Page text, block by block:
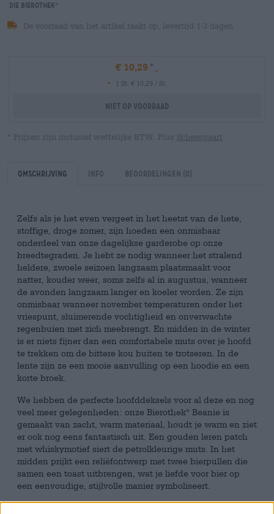
Die Bierothek
De voorraad van het artikel raakt op, levertijd 1-3 dagen
€ 10,29
-
1 St. € 10,29 / St.
Niet op voorraad
* Prijzen zijn inclusief wettelijke BTW. Plus Scheepvaart
Omschrijving Info Beoordelingen (0)
Zelfs als je het even vergeet in het heetst van de hete,
stoffige, droge zomer, zijn hoeden een onmisbaar
onderdeel van onze dagelijkse garderobe op onze
breedtegraden. Je hebt ze nodig wanneer het stralend
heldere, zwoele seizoen langzaam plaatsmaakt voor
natter, kouder weer, soms zelfs al in augustus, wanneer
de avonden langzaam langer en koeler worden. Ze zijn
onmisbaar wanneer november temperaturen onder het
vriespunt, sluimerende vochtigheid en onverwachte
regenbuien met zich meebrengt. En midden in de winter
is er niets fijner dan een comfortabele muts over je hoofd
te trekken om de bittere kou buiten te trotseren. In de
lente zijn ze een mooie aanvulling op een hoodie en een
korte broek.
We hebben de perfecte hoofddeksels voor al deze en nog
veel meer gelegenheden: onze Bierothek®
Beanie is
gemaakt van zacht, warm materiaal, houdt je warm en ziet
er ook nog eens fantastisch uit. Een gouden leren patch
met whiskymotief siert de petrolkleurige muts. In het
midden prijkt een reliëfontwerp met twee bierpullen die
samen een toast uitbrengen, wat je liefde voor bier op
een eenvoudige, stijlvolle manier symboliseert.